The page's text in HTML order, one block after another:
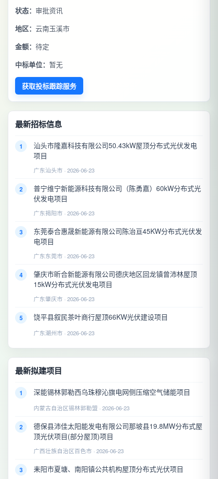
状态： 审批资讯
地区： 云南玉溪市
金额： 待定
中标单位： 暂无
获取投标跟踪服务
最新招标信息
1
汕头市隆嘉科技有限公司50.43kW屋顶分布式光伏发电
项目
广东汕头市 · 2026-06-23
2
普宁维宁新能源科技有限公司（陈勇嘉）60kW分布式光
伏发电项目
广东揭阳市 · 2026-06-23
3
东莞泰合惠晟新能源有限公司陈治亘45KW分布式光伏发
电项目
广东东莞市 · 2026-06-23
4
肇庆市昕合新能源有限公司德庆地区回龙镇曾沛林屋顶
15kW分布式光伏发电项目
广东肇庆市 · 2026-06-23
5 饶平县叙民茶叶商行屋顶66KW光伏建设项目
广东潮州市 · 2026-06-23
最新拟建项目
1 深能锡林郭勒西乌珠穆沁旗电网侧压缩空气储能项目
内蒙古自治区锡林郭勒盟 · 2026-06-23
2
德保县沛佳太阳能发电有限公司那坡县19.8MW分布式屋
顶光伏项目(部分屋顶)项目
广西壮族自治区百色市 · 2026-06-23
3 耒阳市夏塘、南阳镇公共机构屋顶分布式光伏项目